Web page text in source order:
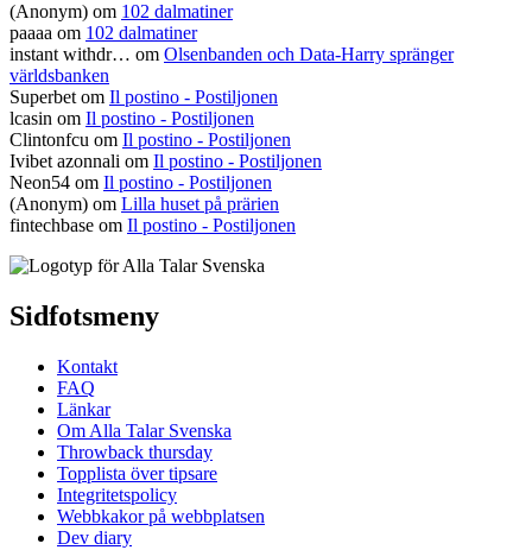
(Anonym) om 102 dalmatiner
paaaa om 102 dalmatiner
instant withdr… om Olsenbanden och Data-Harry spränger
världsbanken
Superbetom Il postino - Postiljonen
lcasin om Il postino - Postiljonen
Clintonfcu om Il postino - Postiljonen
Ivibet azonnali om Il postino - Postiljonen
Neon54 om Il postino - Postiljonen
(Anonym) om Lilla huset på prärien
fintechbase om Il postino - Postiljonen
Sidfotsmeny
Kontakt
FAQ
Länkar
Om Alla Talar Svenska
Throwback thursday
Topplista över tipsare
Integritetspolicy
Webbkakor på webbplatsen
Dev diary